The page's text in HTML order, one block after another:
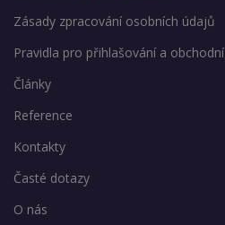
Zásady zpracování osobních údajů
Pravidla pro přihlašování a
Články
Reference
Kontakty
Časté dotazy
O nás